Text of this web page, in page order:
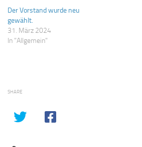
Der Vorstand wurde neu
gewählt.
31. März 2024
In "Allgemein"
SHARE